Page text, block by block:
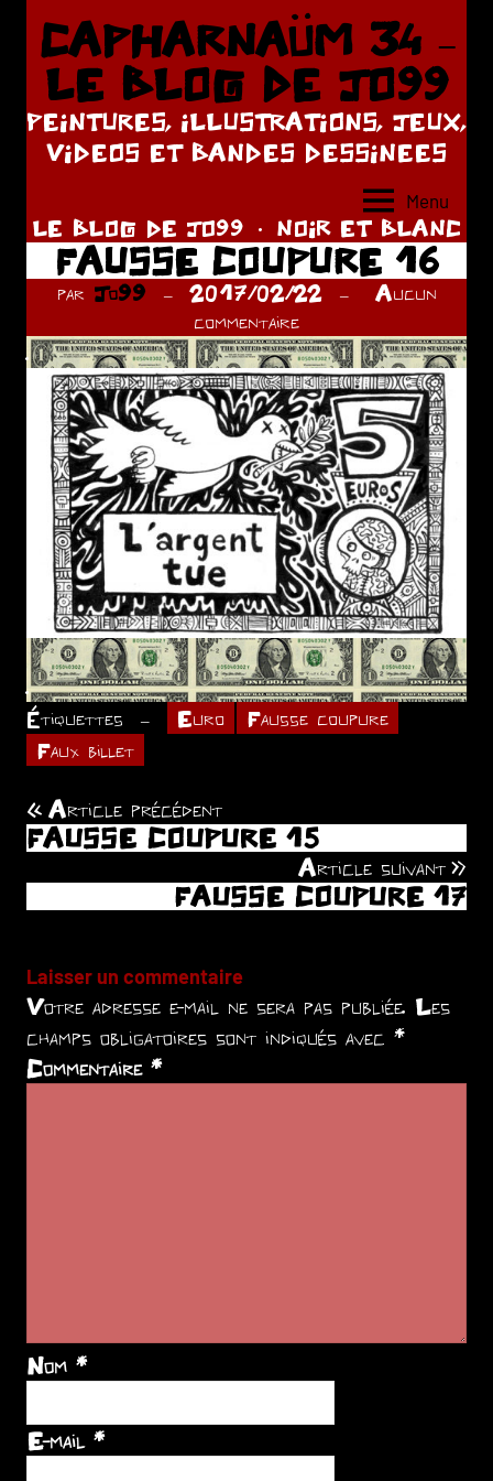
Aller
contenu
CAPHARNAÜM 34 –
LE BLOG DE JO99
PEINTURES, ILLUSTRATIONS, JEUX,
VIDEOS ET BANDES DESSINEES
Menu
LE BLOG DE JO99 NOIR ET BLANC
FAUSSE COUPURE 16
par Jo99 2017/02/22
Aucun
commentaire
.
.
Étiquettes Euro
Fausse coupure
Faux billet
Navigation
de
l’article
Article précédent
FAUSSE COUPURE 15
Article suivant
FAUSSE COUPURE 17
Laisser un commentaire
Votre adresse e-mail ne sera pas publiée. Les
champs obligatoires sont indiqués avec *
Commentaire *
Nom *
E-mail *